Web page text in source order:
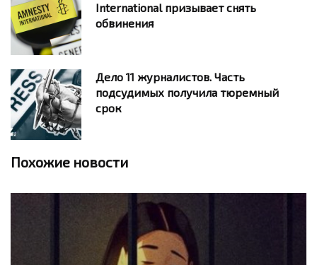
International призывает снять
обвинения
Дело 11 журналистов. Часть
подсудимых получила тюремный
срок
Похожие новости